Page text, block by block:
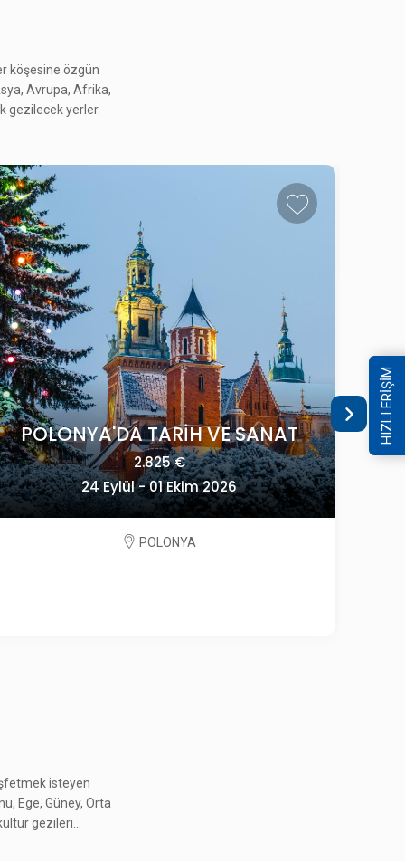
köşesine özgün
Avrupa, Afrika,
gezilecek yerler.
GÜNEY KORE GEZİSİ
isteyen
Ege, Güney, Orta
gezileri...
KELEBEKLER VADİS
HIZLI ERİŞİM